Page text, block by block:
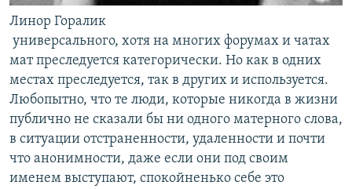
Линор Горалик
​ ​универсального, хотя на многих форумах и чатах
мат преследуется категорически. Но как в одних
местах преследуется, так в других и используется.
Любопытно, что те люди, которые никогда в жизни
публично не сказали бы ни одного матерного слова,
в ситуации отстраненности, удаленности и почти
что анонимности, даже если они под своим
именем выступают, спокойненько себе это